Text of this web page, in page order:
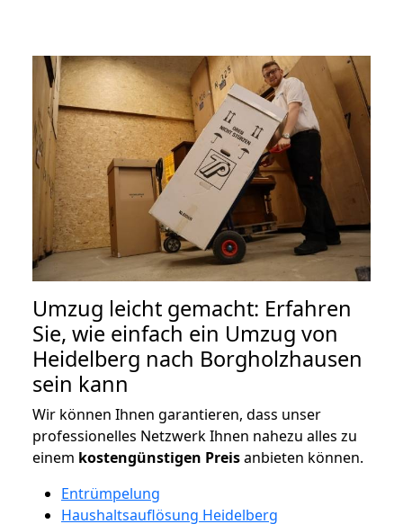
Umzug leicht gemacht: Erfahren
Sie, wie einfach ein Umzug von
Heidelberg nach Borgholzhausen
sein kann
Wir können Ihnen garantieren, dass unser
professionelles Netzwerk Ihnen nahezu alles zu
einem kostengünstigen Preisanbieten können.
Entrümpelung
Haushaltsauflösung Heidelberg